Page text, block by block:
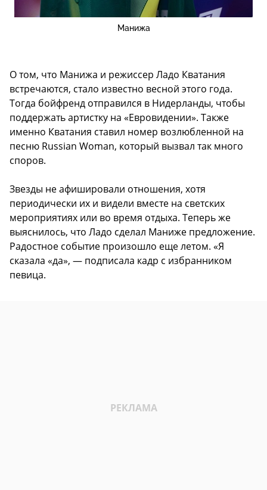
Манижа
О том, что Манижа и режиссер Ладо Кватания
встречаются, стало известно весной этого года.
Тогда бойфренд отправился в Нидерланды, чтобы
поддержать артистку на «Евровидении». Также
именно Кватания ставил номер возлюбленной на
песню Russian Woman, который вызвал так много
споров.
Звезды не афишировали отношения, хотя
периодически их и видели вместе на светских
мероприятиях или во время отдыха. Теперь же
выяснилось, что Ладо сделал Маниже предложение.
Радостное событие произошло еще летом. «Я
сказала «да», — подписала кадр с избранником
певица.